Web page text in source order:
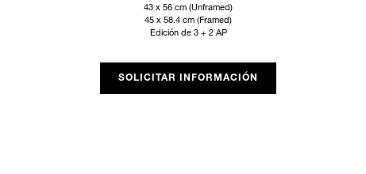
43 x 56 cm (Unframed)
45 x 58.4 cm (Framed)
Edición de 3 + 2 AP
SOLICITAR INFORMACIÓN